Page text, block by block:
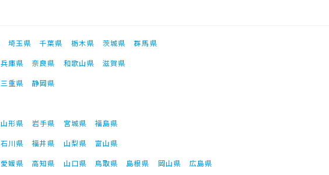
埼玉県 千葉県 栃木県 茨城県
群馬県
兵庫県 奈良県 和歌山県
滋賀県
三重県
静岡県
山形県 岩手県 宮城県
福島県
石川県 福井県 山梨県
富山県
愛媛県 高知県 山口県 鳥取県 島根県 岡山県
広島県